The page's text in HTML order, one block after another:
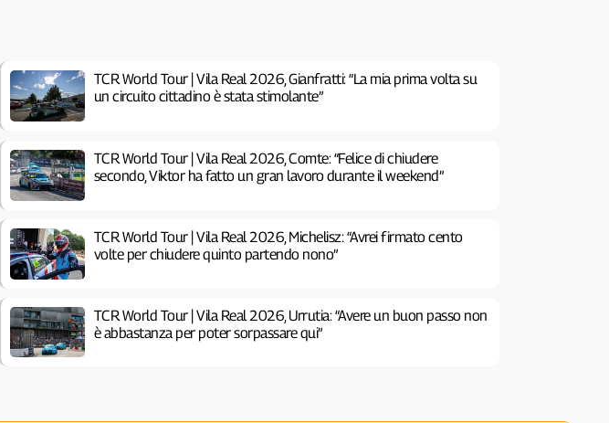
TCR World Tour | Vila Real 2026, Gianfratti: “La mia prima volta su
un circuito cittadino è stata stimolante”
TCR World Tour | Vila Real 2026, Comte: “Felice di chiudere
secondo, Viktor ha fatto un gran lavoro durante il weekend”
TCR World Tour | Vila Real 2026, Michelisz: “Avrei firmato cento
volte per chiudere quinto partendo nono”
TCR World Tour | Vila Real 2026, Urrutia: “Avere un buon passo non
è abbastanza per poter sorpassare qui”